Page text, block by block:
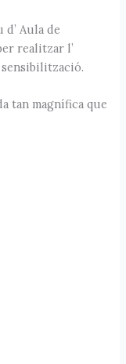
Aula de
realitzar l’
sensibilització.
tan magnífica que